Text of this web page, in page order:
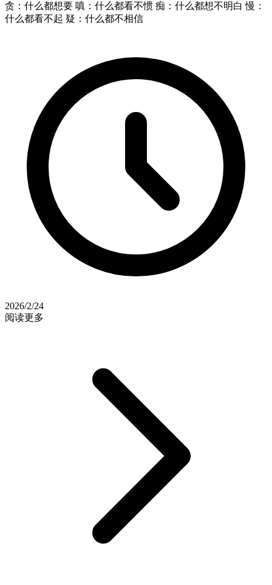
贪：什么都想要 嗔：什么都看不惯 痴：什么都想不明白 慢：
什么都看不起 疑：什么都不相信
2026/2/24
阅读更多